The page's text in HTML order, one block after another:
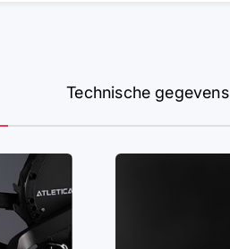
Technische gegevens